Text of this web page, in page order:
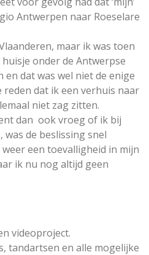
Antwerpen naar Roeselare
maar ik was toen
onder de Antwerpse
dat was wel niet de enige
dat ik een verhuis naar
niet zag zitten.
dan ook vroeg of ik bij
was de beslissing snel
een toevalligheid in mijn
ik nu nog altijd geen
videoproject.
tandartsen en alle mogelijke